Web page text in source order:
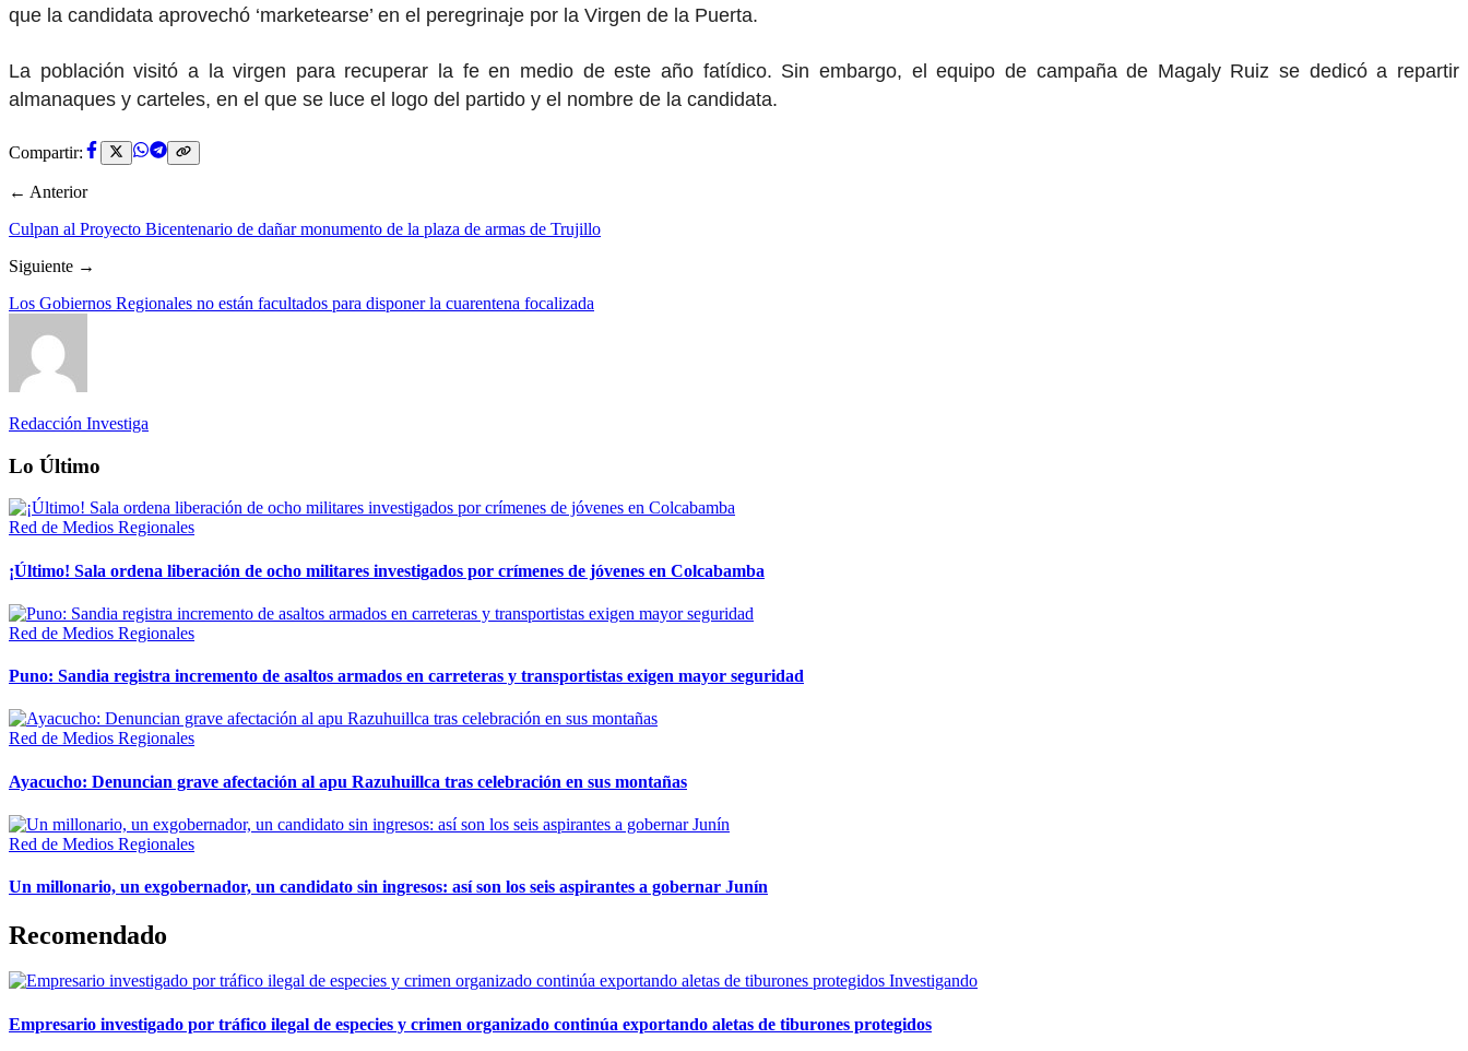
que la candidata aprovechó ‘marketearse’ en el peregrinaje por la Virgen de la Puerta.
La población visitó a la virgen para recuperar la fe en medio de este año fatídico. Sin embargo, el equipo de campaña de Magaly Ruiz se dedicó a repartir
almanaques y carteles, en el que se luce el logo del partido y el nombre de la candidata.
Compartir:
← Anterior
Culpan al Proyecto Bicentenario de dañar monumento de la plaza de armas de Trujillo
Siguiente →
Los Gobiernos Regionales no están facultados para disponer la cuarentena focalizada
Redacción Investiga
Lo Último
Red de Medios Regionales
¡Último! Sala ordena liberación de ocho militares investigados por crímenes de jóvenes en Colcabamba
Red de Medios Regionales
Puno: Sandia registra incremento de asaltos armados en carreteras y transportistas exigen mayor seguridad
Red de Medios Regionales
Ayacucho: Denuncian grave afectación al apu Razuhuillca tras celebración en sus montañas
Red de Medios Regionales
Un millonario, un exgobernador, un candidato sin ingresos: así son los seis aspirantes a gobernar Junín
Recomendado
Investigando
Empresario investigado por tráfico ilegal de especies y crimen organizado continúa exportando aletas de tiburones protegidos